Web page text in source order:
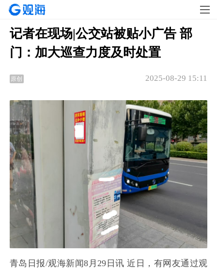
记者在现场|公交站被贴小广告 部
门：加大巡查力度及时处置
原创 2025-08-29 15:11
青岛日报/观海新闻8月29日讯 近日，有网友通过观